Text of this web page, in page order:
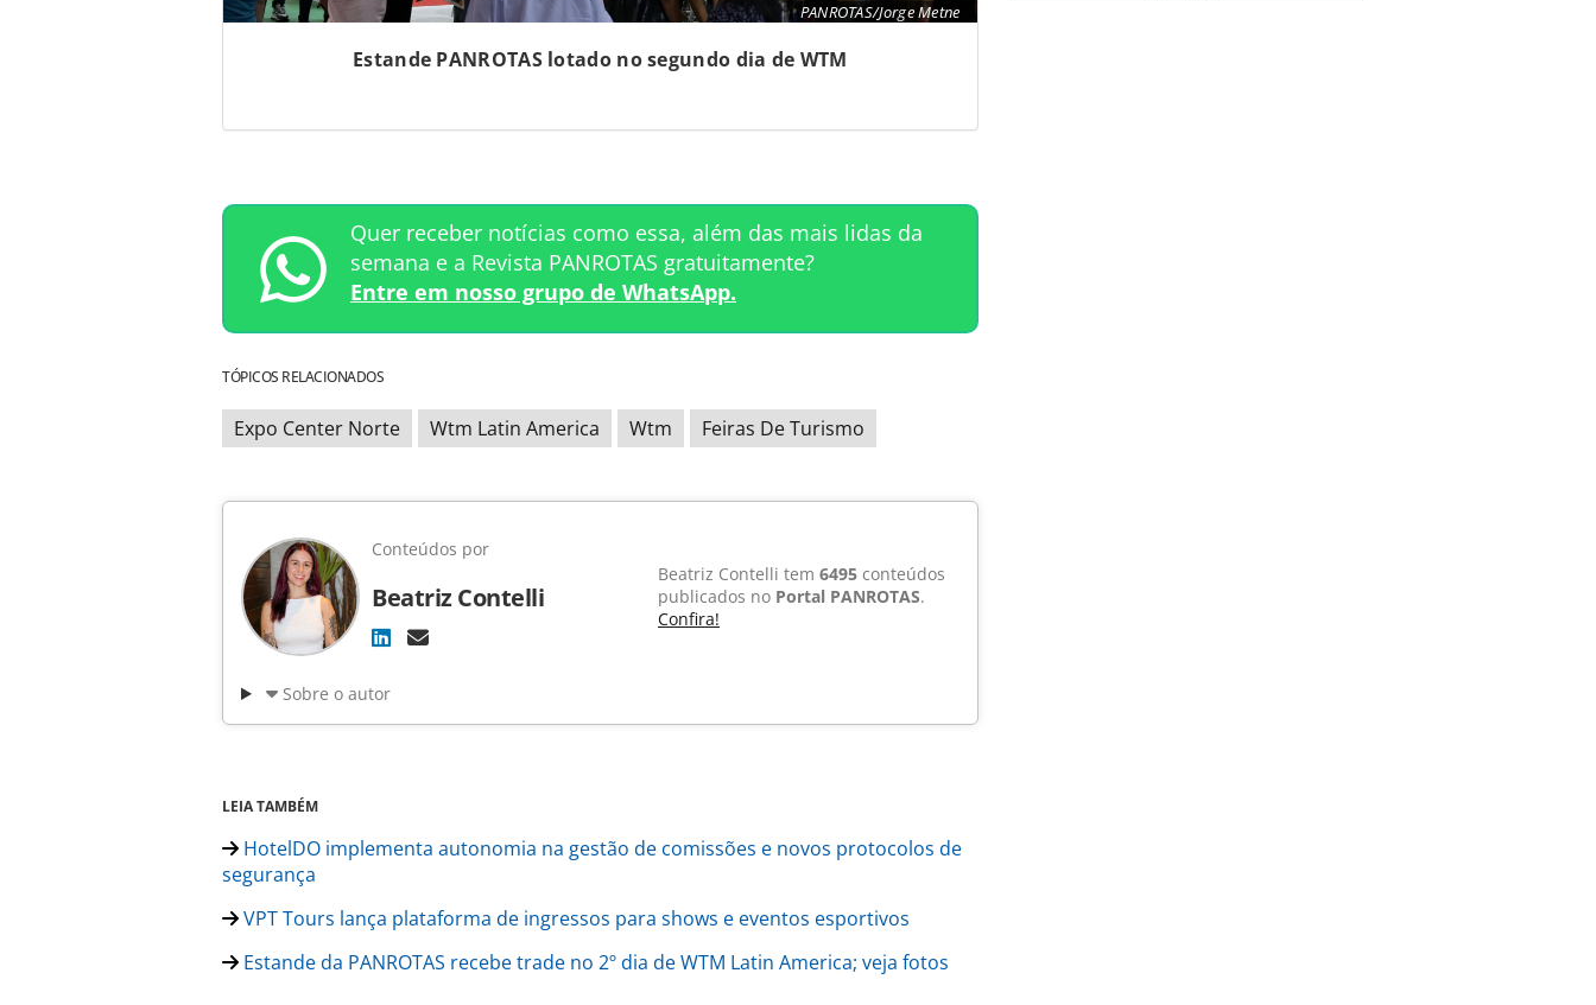
PANROTAS/Jorge Metne
Estande PANROTAS lotado no segundo dia de WTM
Quer receber notícias como essa, além das mais lidas da
semana e a Revista PANROTAS gratuitamente?
Entre em nosso grupo de WhatsApp.
TÓPICOS RELACIONADOS
Expo Center Norte Wtm Latin America Wtm Feiras De Turismo
Conteúdos por
Beatriz Contelli
Beatriz Contelli tem 6495 conteúdos
publicados no Portal PANROTAS.
Confira!
Sobre o autor
LEIA TAMBÉM
HotelDO implementa autonomia na gestão de comissões e novos protocolos de
segurança
VPT Tours lança plataforma de ingressos para shows e eventos esportivos
Estande da PANROTAS recebe trade no 2º dia de WTM Latin America; veja fotos